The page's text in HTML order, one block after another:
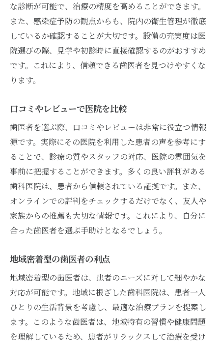
な診断が可能で、治療の精度を高めることができます。
また、感染症予防の観点からも、院内の衛生管理が徹底
しているか確認することが大切です。設備の充実度は医
院選びの際、見学や初診時に直接確認するのがおすすめ
です。これにより、信頼できる歯医者を見つけやすくな
ります。
口コミやレビューで医院を比較
歯医者を選ぶ際、口コミやレビューは非常に役立つ情報
源です。実際にその医院を利用した患者の声を参考にす
ることで、診療の質やスタッフの対応、医院の雰囲気を
事前に把握することができます。多くの良い評判がある
歯科医院は、患者から信頼されている証拠です。また、
オンラインでの評判をチェックするだけでなく、友人や
家族からの推薦も大切な情報です。これにより、自分に
合った歯医者を選ぶ手助けとなるでしょう。
地域密着型の歯医者の利点
地域密着型の歯医者は、患者のニーズに対して細やかな
対応が可能です。地域に根ざした歯科医院は、患者一人
ひとりの生活背景を考慮し、最適な治療プランを提案し
ます。このような歯医者は、地域特有の習慣や健康問題
を理解しているため、患者がリラックスして治療を受け